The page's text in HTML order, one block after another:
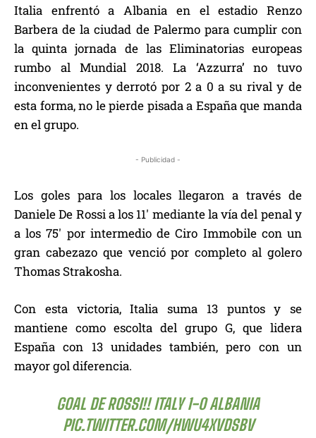
Italia enfrentó a Albania en el estadio Renzo
Barbera de la ciudad de Palermo para cumplir con
la quinta jornada de las Eliminatorias europeas
rumbo al Mundial 2018. La ‘Azzurra’ no tuvo
inconvenientes y derrotó por 2 a 0 a su rival y de
esta forma, no le pierde pisada a España que manda
en el grupo.
- Publicidad -
Los goles para los locales llegaron a través de
Daniele De Rossi a los 11′ mediante la vía del penal y
a los 75′ por intermedio de Ciro Immobile con un
gran cabezazo que venció por completo al golero
Thomas Strakosha.
Con esta victoria, Italia suma 13 puntos y se
mantiene como escolta del grupo G, que lidera
España con 13 unidades también, pero con un
mayor gol diferencia.
GOAL DE ROSSI!! ITALY 1-0 ALBANIA
PIC.TWITTER.COM/HWU4XVDSBV